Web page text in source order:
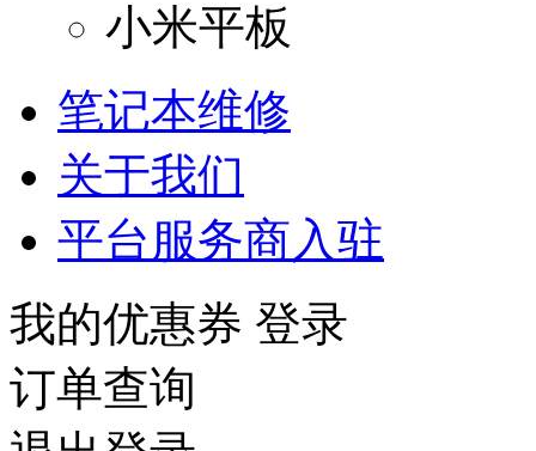
小米平板
笔记本维修
关于我们
平台服务商入驻
我的优惠券 登录
订单查询